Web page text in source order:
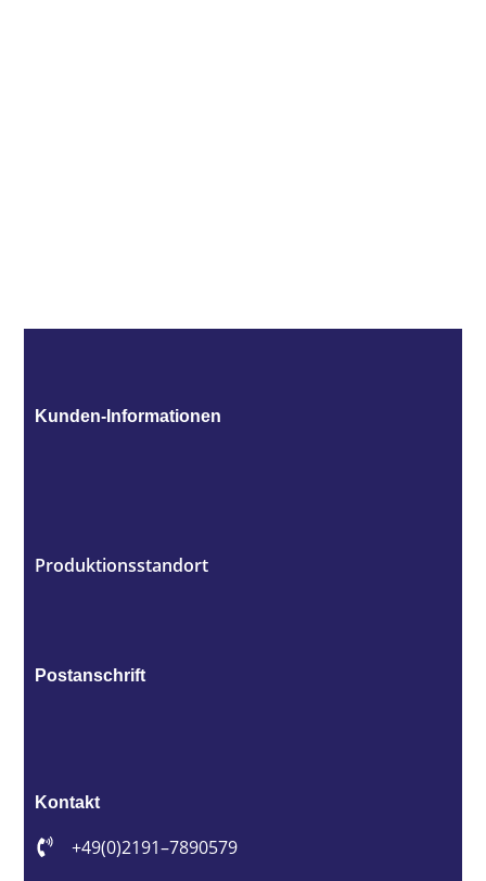
Kunden-Informationen
Produktionsstandort
Postanschrift
Kontakt
+49 (0)2191 – 7890579